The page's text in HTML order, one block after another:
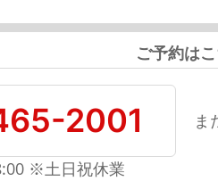
ご予約は
2001
※土日祝休業
ま